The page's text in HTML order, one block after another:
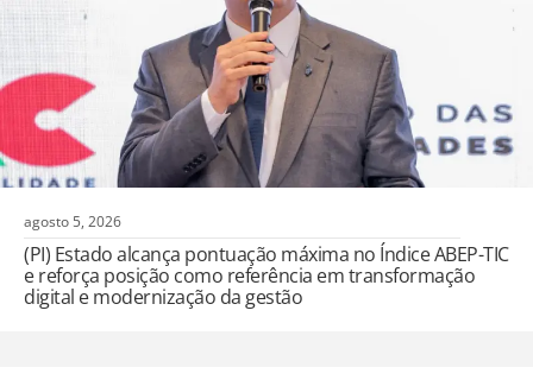
agosto 5, 2026
(PI) Estado alcança pontuação máxima no Índice ABEP-TIC
e reforça posição como referência em transformação
digital e modernização da gestão